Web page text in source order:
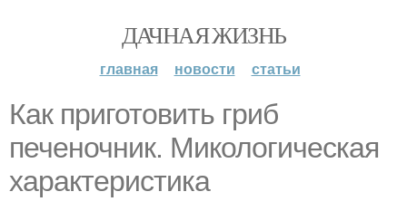
ДАЧНАЯ ЖИЗНЬ
главная новости статьи
Как приготовить гриб
печеночник. Микологическая
характеристика